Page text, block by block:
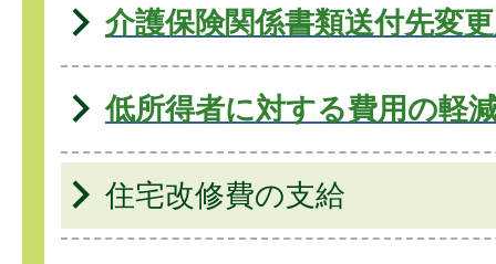
介護保険関係書類送付先変
低所得者に対する費用の軽
住宅改修費の支給